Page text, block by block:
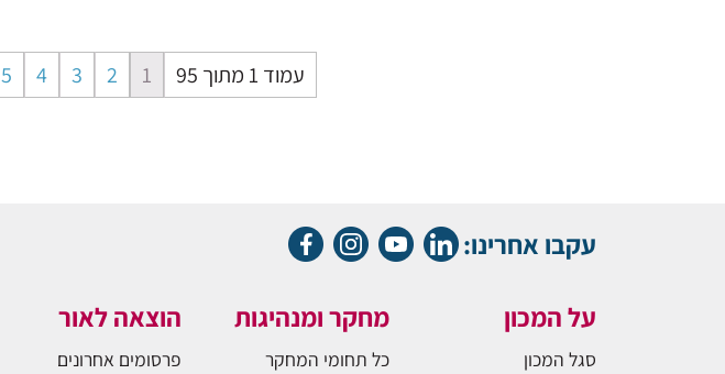
עמוד 1 מתוך 95 1
2
3
4
5
עקבו אחרינו:
על המכון
סגל המכון
מחקר ומנהיגות
כל תחומי המחקר
הוצאה לאור
פרסומים אחרונים